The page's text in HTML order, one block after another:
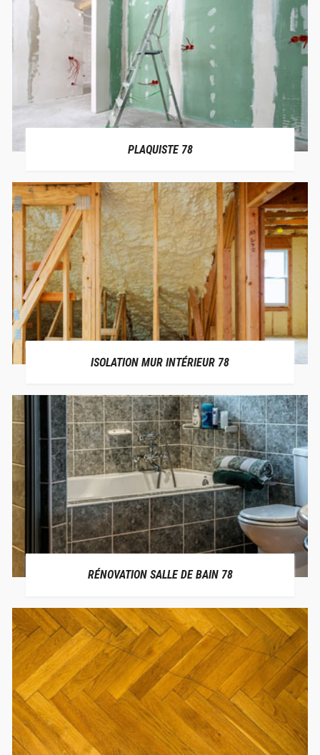
PLAQUISTE 78
ISOLATION MUR INTÉRIEUR 78
RÉNOVATION SALLE DE BAIN 78